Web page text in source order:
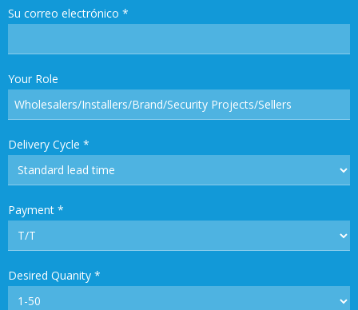
Su correo electrónico *
Your Role
Delivery Cycle *
Payment *
Desired Quanity *